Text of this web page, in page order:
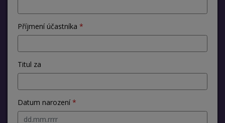
Příjmení účastníka
Titul za
Datum narození